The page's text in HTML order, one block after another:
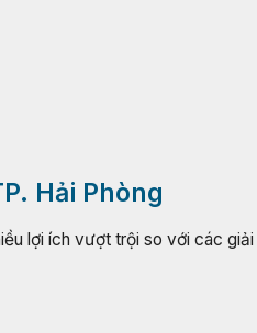
Hải Phòng
lợi ích vượt trội so với các